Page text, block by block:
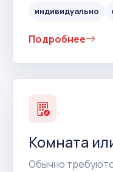
индивидуально
Подробнее
Комната
Обычно